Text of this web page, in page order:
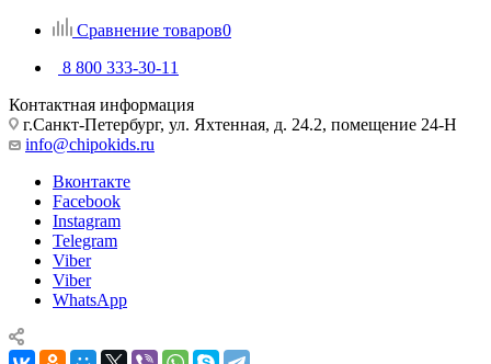
Сравнение товаров0
8 800 333-30-11
Контактная информация
г.Санкт-Петербург, ул. Яхтенная, д. 24.2, помещение 24-Н
info@chipokids.ru
Вконтакте
Facebook
Instagram
Telegram
Viber
Viber
WhatsApp